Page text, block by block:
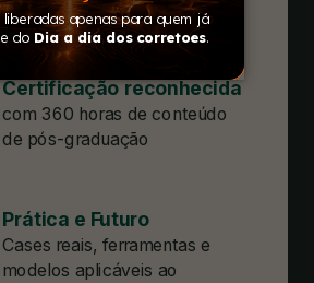
convidados da HSM
Certificação reconhecida
com 360 horas de conteúdo
de pós-graduação
Prática e Futuro
Cases reais, ferramentas e
modelos aplicáveis ao